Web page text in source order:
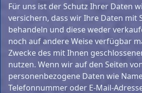
Für uns ist der Schutz Ihrer Daten
versichern, dass wir Ihre Daten mit
behandeln und diese weder
noch auf andere Weise verfügbar
Zwecke des mit Ihnen
nutzen. Wenn wir auf den Seiten
personenbezogene Daten wie
Telefonnummer oder E-Mail-